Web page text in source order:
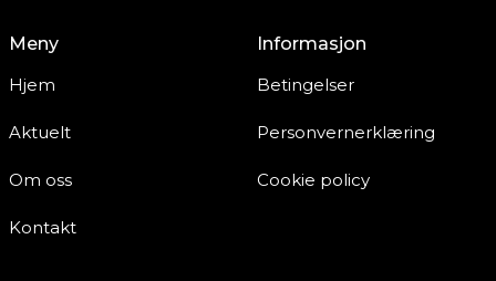
Meny
Hjem
Aktuelt
Om oss
Kontakt
Informasjon
Betingelser
Personvernerklæring
Cookie policy